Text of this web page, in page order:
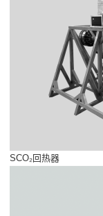
SCO₂回热器